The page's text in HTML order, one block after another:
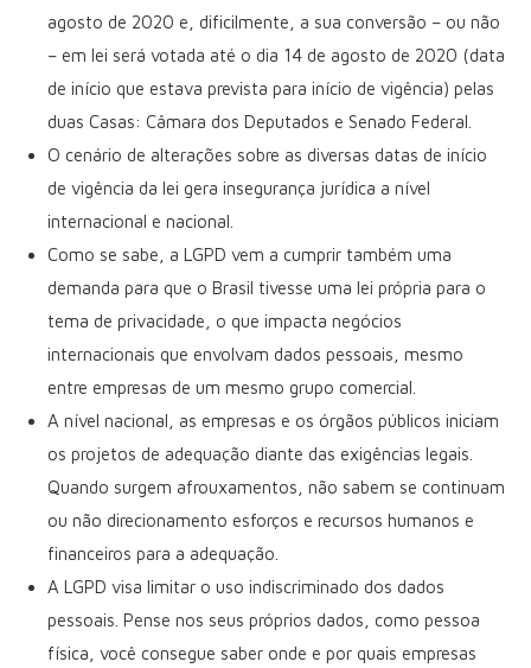
agosto de 2020 e, dificilmente, a sua conversão – ou não
– em lei será votada até o dia 14 de agosto de 2020 (data
de início que estava prevista para início de vigência) pelas
duas Casas: Câmara dos Deputados e Senado Federal.
O cenário de alterações sobre as diversas datas de início
de vigência da lei gera insegurança jurídica a nível
internacional e nacional.
Como se sabe, a LGPD vem a cumprir também uma
demanda para que o Brasil tivesse uma lei própria para o
tema de privacidade, o que impacta negócios
internacionais que envolvam dados pessoais, mesmo
entre empresas de um mesmo grupo comercial.
A nível nacional, as empresas e os órgãos públicos iniciam
os projetos de adequação diante das exigências legais.
Quando surgem afrouxamentos, não sabem se continuam
ou não direcionamento esforços e recursos humanos e
financeiros para a adequação.
A LGPD visa limitar o uso indiscriminado dos dados
pessoais. Pense nos seus próprios dados, como pessoa
física, você consegue saber onde e por quais empresas